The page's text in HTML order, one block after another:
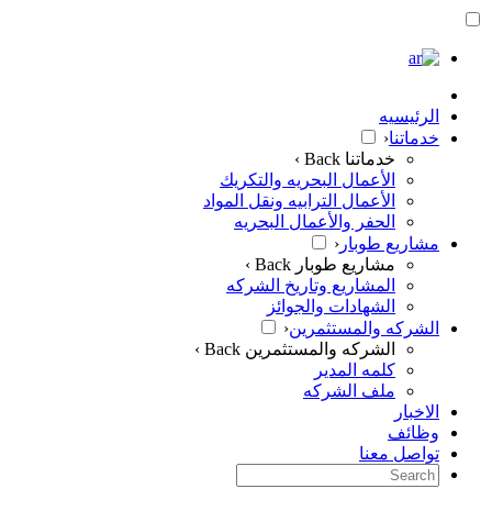
الرئيسيه
خدماتنا‹
خدماتنا Back ›
الأعمال البحريه والتكريك
الأعمال الترابيه ونقل المواد
الحفر والأعمال البحريه
مشاريع طوبار ‹
مشاريع طوبار Back ›
المشاريع وتاريخ الشركه
الشهادات والجوائز
الشركه والمستثمرين‹
الشركه والمستثمرين Back ›
كلمه المدير
ملف الشركه
الاخبار
وظائف
تواصل معنا